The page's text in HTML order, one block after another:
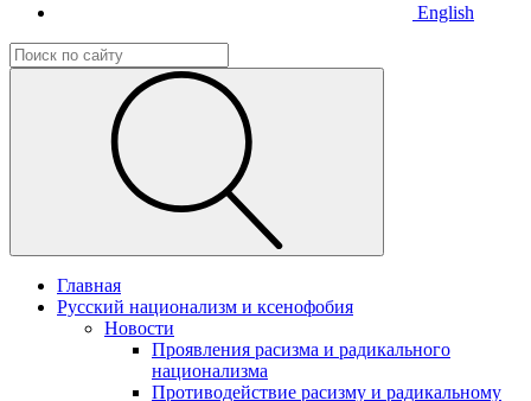
English
Главная
Русский национализм и ксенофобия
Новости
Проявления расизма и радикального
национализма
Противодействие расизму и радикальному